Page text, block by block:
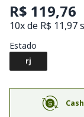
R$ 119,76
10x de R$ 11,97
Estado
rj